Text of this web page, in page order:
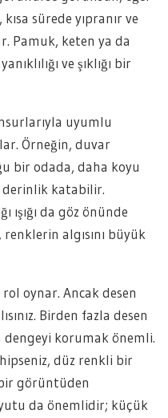
sürede yıpranır ve
Pamuk, keten ya da
ve şıklığı bir
uyumlu
Örneğin, duvar
bir odada, daha koyu
derinlik katabilir.
ışığı da göz önünde
renklerin algısını büyük
oynar. Ancak desen
Birden fazla desen
korumak önemli.
düz renkli bir
görüntüden
da önemlidir; küçük